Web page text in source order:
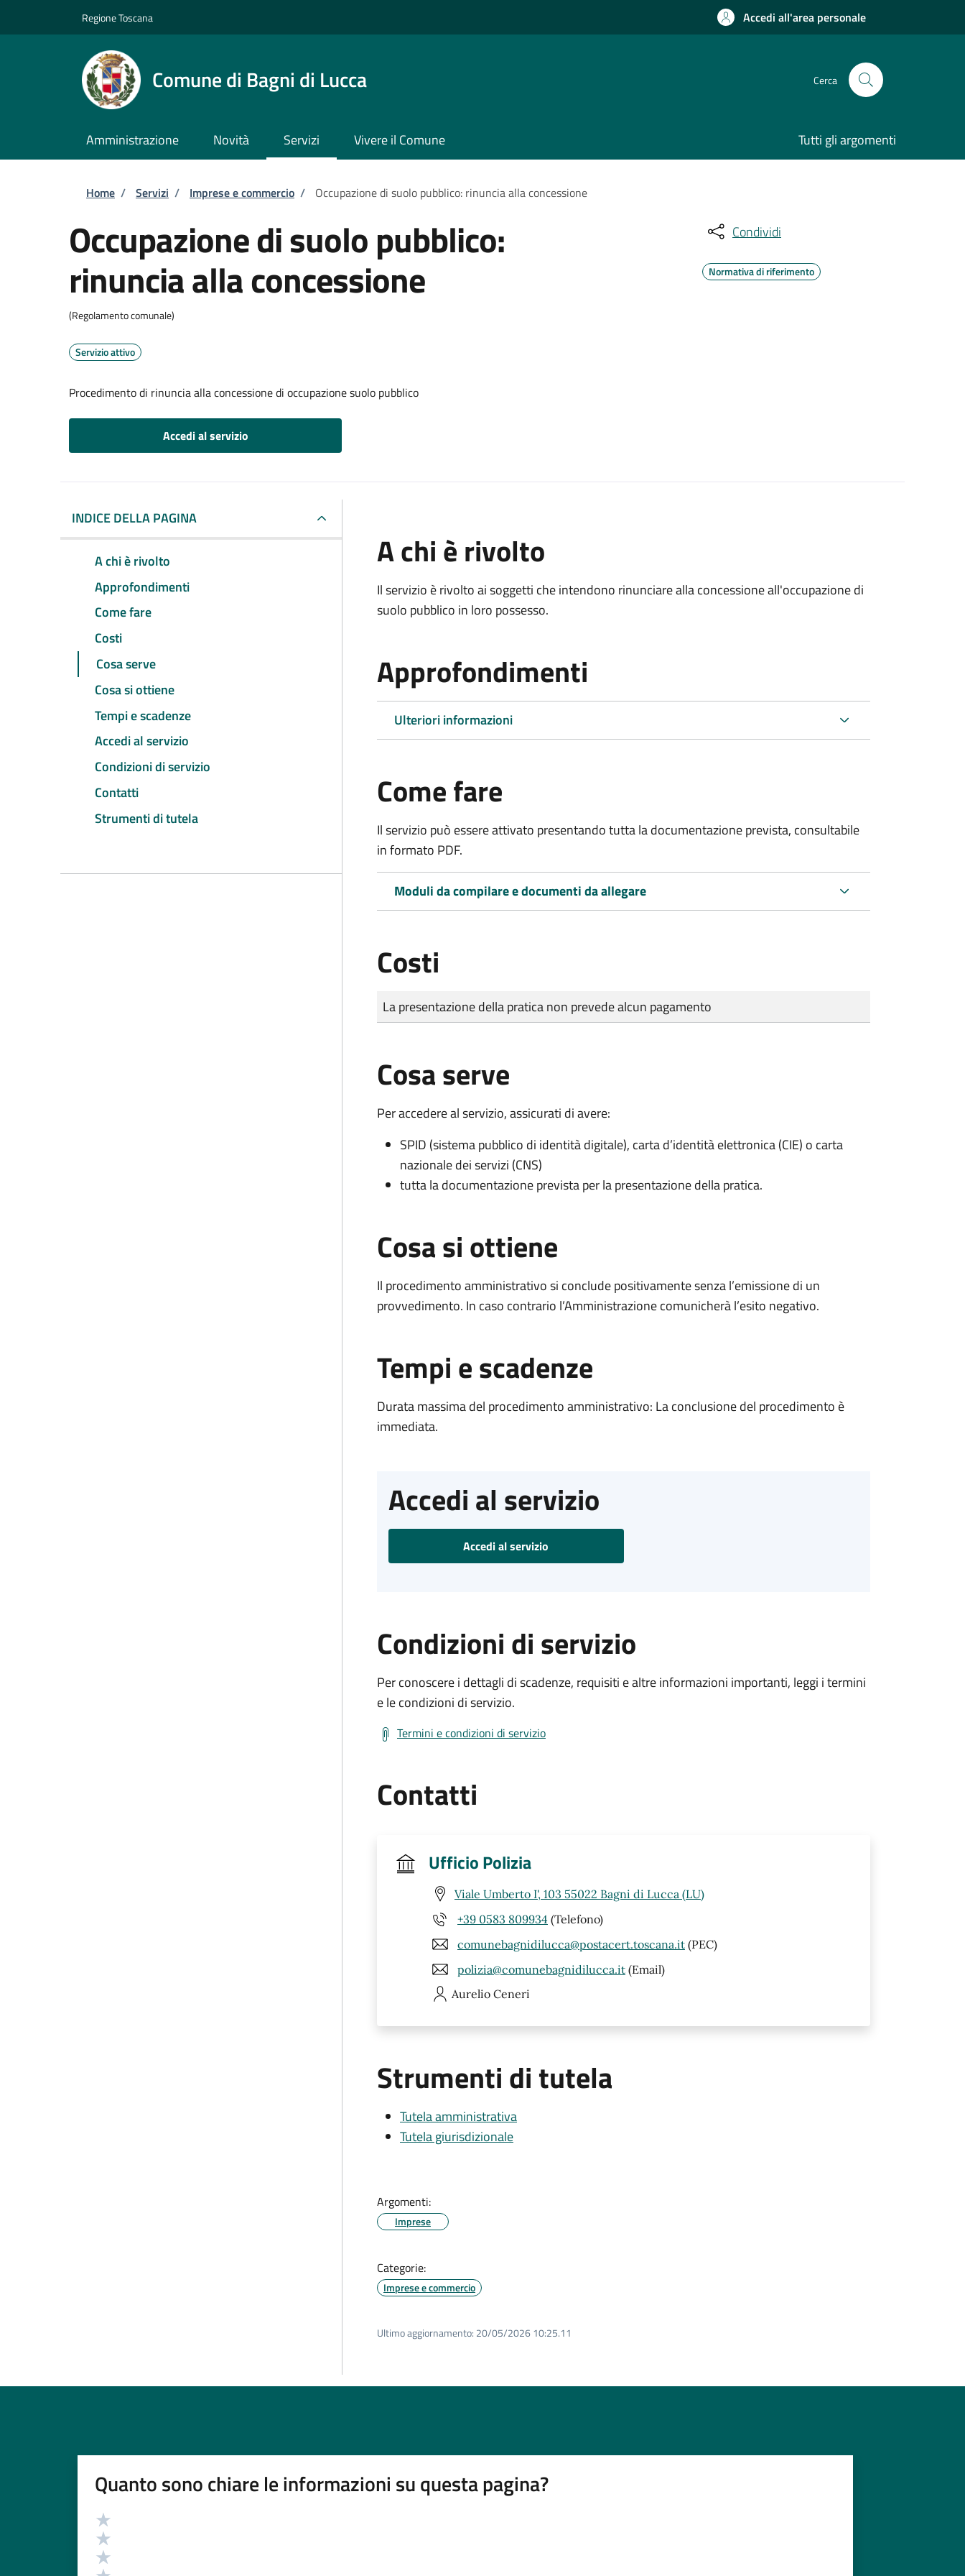
Regione Toscana Accedi all'area personale
Comune di Bagni di Lucca Cerca
Amministrazione Novità Servizi Vivere il Comune Tutti gli argomenti
Briciole di pane
Home / Servizi / Imprese e commercio / Occupazione di suolo pubblico: rinuncia alla concessione
Occupazione di suolo pubblico:
rinuncia alla concessione
(Regolamento comunale)
Servizio attivo
Procedimento di rinuncia alla concessione di occupazione suolo pubblico
Accedi al servizio
Condividi
Normativa di riferimento
INDICE DELLA PAGINA
A chi è rivolto
Approfondimenti
Come fare
Costi
Cosa serve
Cosa si ottiene
Tempi e scadenze
Accedi al servizio
Condizioni di servizio
Contatti
Strumenti di tutela
A chi è rivolto
Il servizio è rivolto ai soggetti che intendono rinunciare alla concessione all'occupazione di
suolo pubblico in loro possesso.
Approfondimenti
Ulteriori informazioni
Come fare
Il servizio può essere attivato presentando tutta la documentazione prevista, consultabile
in formato PDF.
Moduli da compilare e documenti da allegare
Costi
Tipo di pagamento
Importo
La presentazione della pratica non prevede alcun pagamento
Cosa serve
Per accedere al servizio, assicurati di avere:
SPID (sistema pubblico di identità digitale), carta d’identità elettronica (CIE) o carta
nazionale dei servizi (CNS)
tutta la documentazione prevista per la presentazione della pratica.
Cosa si ottiene
Il procedimento amministrativo si conclude positivamente senza l’emissione di un
provvedimento. In caso contrario l’Amministrazione comunicherà l’esito negativo.
Tempi e scadenze
Durata massima del procedimento amministrativo: La conclusione del procedimento è
immediata.
Accedi al servizio
Accedi al servizio
Condizioni di servizio
Per conoscere i dettagli di scadenze, requisiti e altre informazioni importanti, leggi i termini
e le condizioni di servizio.
Termini e condizioni di servizio
Contatti
Ufficio Polizia
Viale Umberto I', 103 55022 Bagni di Lucca (LU)
+39 0583 809934 (Telefono)
comunebagnidilucca@postacert.toscana.it (PEC)
polizia@comunebagnidilucca.it (Email)
Aurelio Ceneri
Strumenti di tutela
Tutela amministrativa
Tutela giurisdizionale
Argomenti:
Imprese
Categorie:
Imprese e commercio
Ultimo aggiornamento: 20/05/2026 10:25.11
Quanto sono chiare le informazioni su questa pagina?
Valutazione